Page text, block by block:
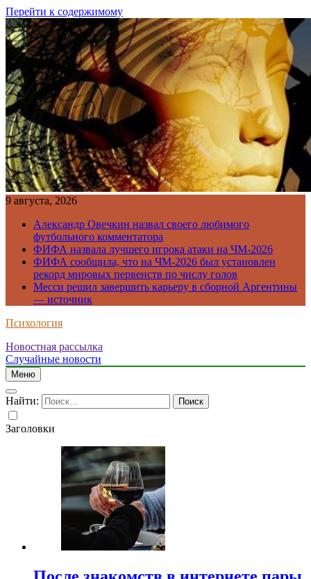
Перейти к содержимому
9 августа, 2026
Александр Овечкин назвал своего любимого
футбольного комментатора
ФИФА назвала лучшего игрока атаки на ЧМ-2026
ФИФА сообщила, что на ЧМ-2026 был установлен
рекорд мировых первенств по числу голов
Месси решил завершить карьеру в сборной Аргентины
— источник
Психология
Новостная рассылка
Случайные новости
Меню
Найти:
Заголовки